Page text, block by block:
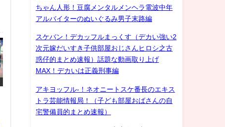
ちゃん人形！豆腐メンタルメンヘラ電波中年
アルバイターのぬいぐるみ男子末路編
スケバン！デカッフルまっくす（デカい強い2
次元嫁だいすき子供部屋おじさんヒロシ之古
惑仔的まとめ速報）話題な動画取り上げ
MAX！デカいは正義刑事編
アキヨッフル-！ネオニートスケ番長のエキス
トラ芸能情報局！（子ども部屋おばさんの自
宅警備員的まとめ速報）